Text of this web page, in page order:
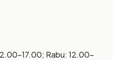
Rabu: 12.00–